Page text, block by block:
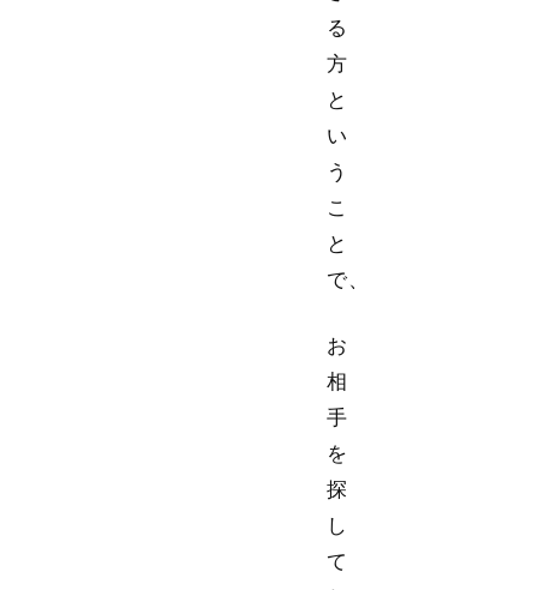
る
方
と
い
う
こ
と
で、
お
相
手
を
探
し
て